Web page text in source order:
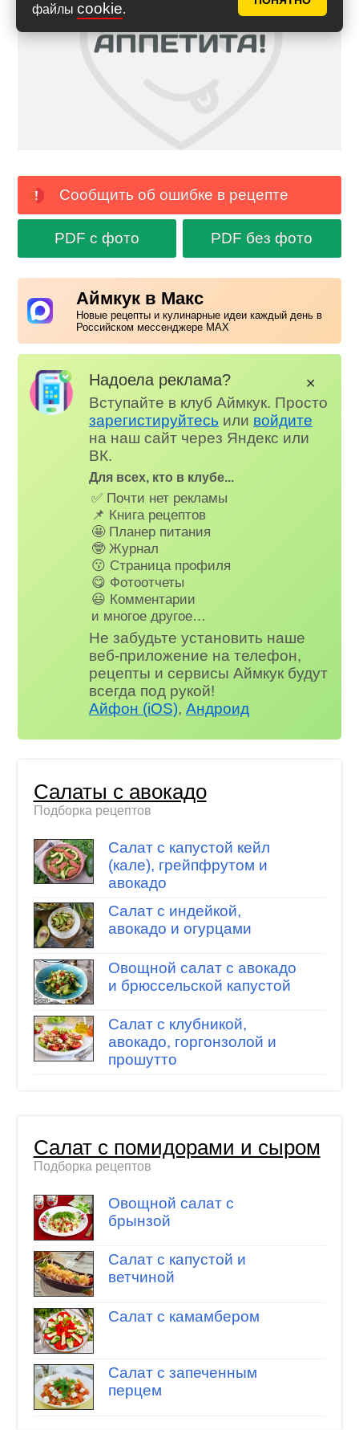
файлы cookie.
Сообщить об ошибке в рецепте
PDF с фото PDF без фото
Аймкук в Макс
Новые рецепты и кулинарные идеи каждый день в
Российском мессенджере MAX
Надоела реклама?
Вступайте в клуб Аймкук. Просто
зарегистируйтесь или войдите
на наш сайт через Яндекс или
ВК.
Для всех, кто в клубе...
✅ Почти нет рекламы
📌 Книга рецептов
🤩 Планер питания
🤓 Журнал
😗 Страница профиля
😋 Фотоотчеты
😃 Комментарии
и многое другое…
Не забудьте установить наше
веб-приложение на телефон,
рецепты и сервисы Аймкук будут
всегда под рукой!
Айфон (iOS),Андроид
✕
Салаты с авокадо
Подборка рецептов
Салат с капустой кейл
(кале), грейпфрутом и
авокадо
Салат с индейкой,
авокадо и огурцами
Овощной салат с авокадо
и брюссельской капустой
Салат с клубникой,
авокадо, горгонзолой и
прошутто
Салат с помидорами и сыром
Подборка рецептов
Овощной салат с
брынзой
Салат с капустой и
ветчиной
Салат с камамбером
Салат с запеченным
перцем